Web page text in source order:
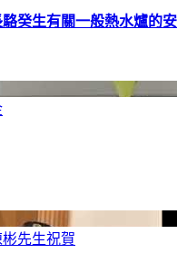
癸生有關一般熱水爐的